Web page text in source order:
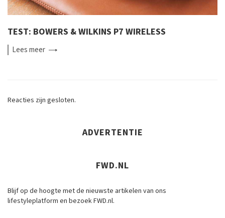
TEST: BOWERS & WILKINS P7 WIRELESS
Leesmeer
Reacties zijn gesloten.
ADVERTENTIE
FWD.NL
Blijf op de hoogte met de nieuwste artikelen van ons
lifestyleplatform en bezoek FWD.nl.